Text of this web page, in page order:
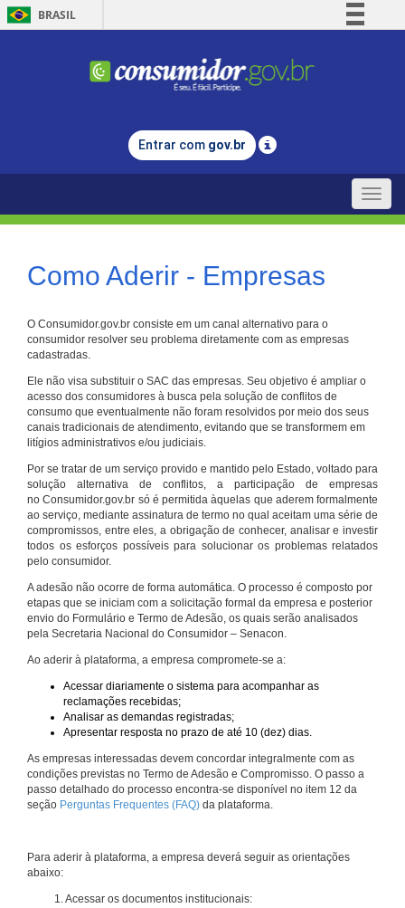
BRASIL
Comunica BR
Legislação
Entrar com gov.br
Toggle
Como Aderir - Empresas
O Consumidor.gov.br consiste em um canal alternativo para o
consumidor resolver seu problema diretamente com as empresas
cadastradas.
Ele não visa substituir o SAC das empresas. Seu objetivo é ampliar o
acesso dos consumidores à busca pela solução de conflitos de
consumo que eventualmente não foram resolvidos por meio dos seus
canais tradicionais de atendimento, evitando que se transformem em
litígios administrativos e/ou judiciais.
Por se tratar de um serviço provido e mantido pelo Estado, voltado para
solução alternativa de conflitos, a participação de empresas
no Consumidor.gov.br só é permitida àquelas que aderem formalmente
ao serviço, mediante assinatura de termo no qual aceitam uma série de
compromissos, entre eles, a obrigação de conhecer, analisar e investir
todos os esforços possíveis para solucionar os problemas relatados
pelo consumidor.
A adesão não ocorre de forma automática. O processo é composto por
etapas que se iniciam com a solicitação formal da empresa e posterior
envio do Formulário e Termo de Adesão, os quais serão analisados
pela Secretaria Nacional do Consumidor – Senacon.
Ao aderir à plataforma, a empresa compromete-se a:
Acessar diariamente o sistema para acompanhar as
reclamações recebidas;
Analisar as demandas registradas;
Apresentar resposta no prazo de até 10 (dez) dias.
As empresas interessadas devem concordar integralmente com as
condições previstas no Termo de Adesão e Compromisso. O passo a
passo detalhado do processo encontra-se disponível no item 12 da
seção Perguntas Frequentes (FAQ) da plataforma.
Para aderir à plataforma, a empresa deverá seguir as orientações
abaixo:
1. Acessar os documentos institucionais: